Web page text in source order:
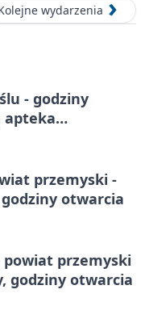
wydarzenia
- godziny
apteka
przemyski -
otwarcia
przemyski
godziny otwarcia